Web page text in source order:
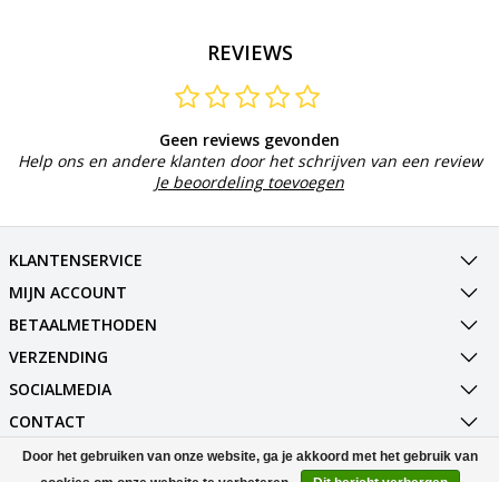
REVIEWS
Geen reviews gevonden
Help ons en andere klanten door het schrijven van een review
Je beoordeling toevoegen
KLANTENSERVICE
MIJN ACCOUNT
BETAALMETHODEN
VERZENDING
SOCIALMEDIA
CONTACT
Door het gebruiken van onze website, ga je akkoord met het gebruik van